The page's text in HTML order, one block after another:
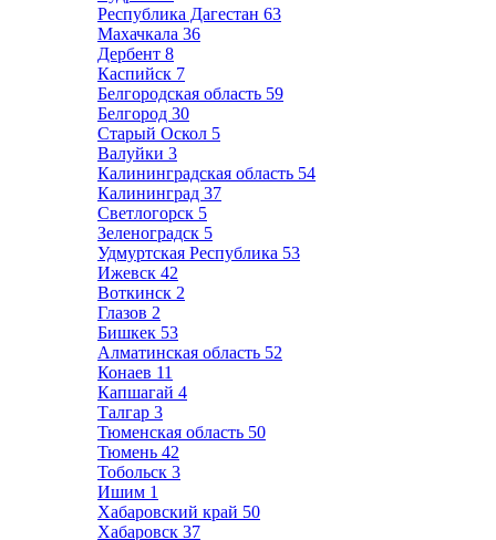
Республика Дагестан 63
Махачкала 36
Дербент 8
Каспийск 7
Белгородская область 59
Белгород 30
Старый Оскол 5
Валуйки 3
Калининградская область 54
Калининград 37
Светлогорск 5
Зеленоградск 5
Удмуртская Республика 53
Ижевск 42
Воткинск 2
Глазов 2
Бишкек 53
Алматинская область 52
Конаев 11
Капшагай 4
Талгар 3
Тюменская область 50
Тюмень 42
Тобольск 3
Ишим 1
Хабаровский край 50
Хабаровск 37